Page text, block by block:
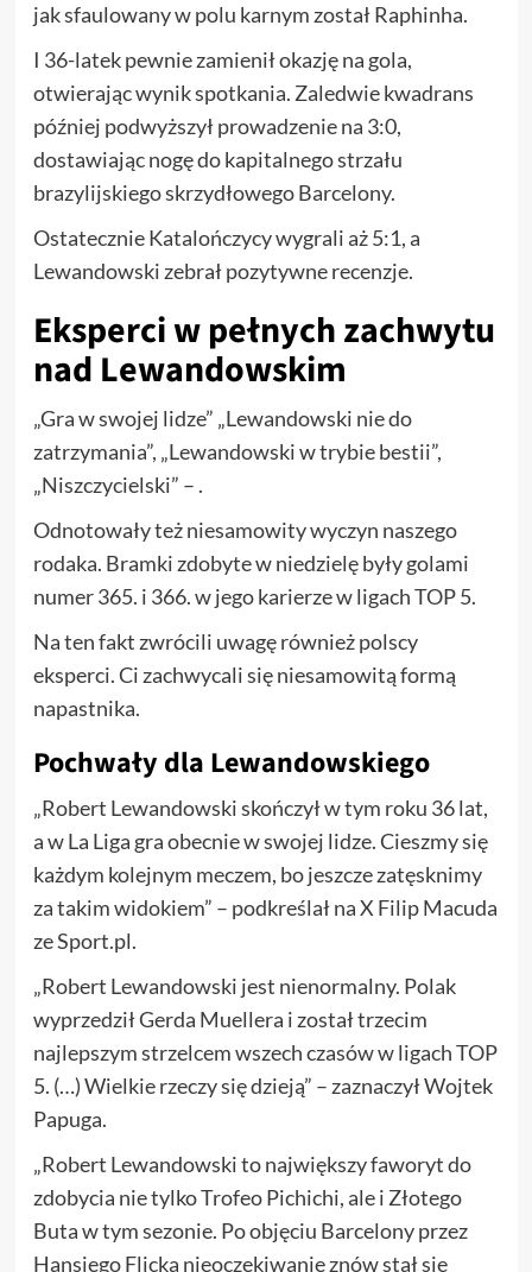
jak sfaulowany w polu karnym został Raphinha.
I 36-latek pewnie zamienił okazję na gola,
otwierając wynik spotkania. Zaledwie kwadrans
później podwyższył prowadzenie na 3:0,
dostawiając nogę do kapitalnego strzału
brazylijskiego skrzydłowego Barcelony.
Ostatecznie Katalończycy wygrali aż 5:1, a
Lewandowski zebrał pozytywne recenzje.
Eksperci w pełnych zachwytu
nad Lewandowskim
„Gra w swojej lidze” „Lewandowski nie do
zatrzymania”, „Lewandowski w trybie bestii”,
„Niszczycielski” – .
Odnotowały też niesamowity wyczyn naszego
rodaka. Bramki zdobyte w niedzielę były golami
numer 365. i 366. w jego karierze w ligach TOP 5.
Na ten fakt zwrócili uwagę również polscy
eksperci. Ci zachwycali się niesamowitą formą
napastnika.
Pochwały dla Lewandowskiego
„Robert Lewandowski skończył w tym roku 36 lat,
a w La Liga gra obecnie w swojej lidze. Cieszmy się
każdym kolejnym meczem, bo jeszcze zatęsknimy
za takim widokiem” – podkreślał na X Filip Macuda
ze Sport.pl.
„Robert Lewandowski jest nienormalny. Polak
wyprzedził Gerda Muellera i został trzecim
najlepszym strzelcem wszech czasów w ligach TOP
5. (…) Wielkie rzeczy się dzieją” – zaznaczył Wojtek
Papuga.
„Robert Lewandowski to największy faworyt do
zdobycia nie tylko Trofeo Pichichi, ale i Złotego
Buta w tym sezonie. Po objęciu Barcelony przez
Hansiego Flicka nieoczekiwanie znów stał się